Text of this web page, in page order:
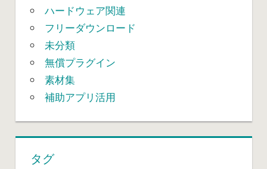
ハードウェア関連
フリーダウンロード
未分類
無償プラグイン
素材集
補助アプリ活用
タグ